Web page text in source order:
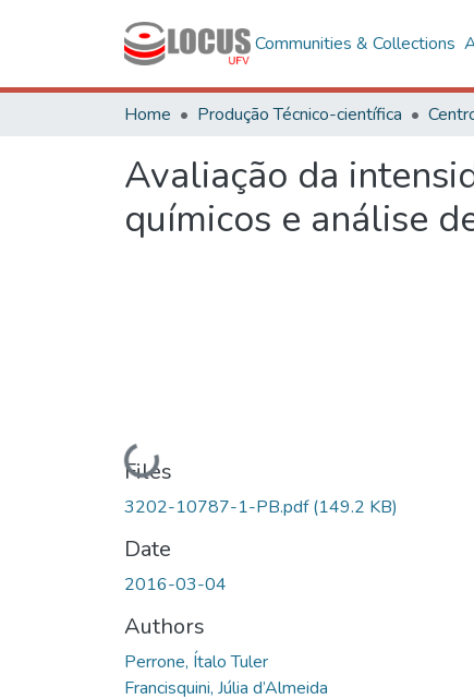
Communities & Collections
Home Produção Técnico-científica
Avaliação da
químicos e análise
Loading...
Files
3202-10787-1-PB.pdf(149.2 KB)
Date
2016-03-04
Authors
Perrone, Ítalo Tuler
Francisquini, Júlia d’Almeida